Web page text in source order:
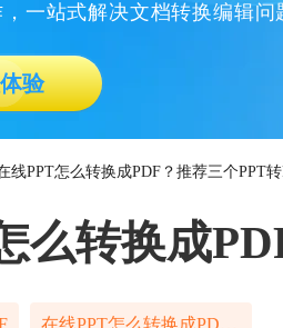
一站式解决文档转换编辑问
验
线PPT怎么转换成PDF？推荐三个PPT
么转换成
在线PPT怎么转换成PDF免费